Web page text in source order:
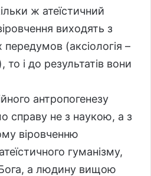
ж атеїстичний
виходять з
передумов (аксіологія –
то і до результатів вони
антропогенезу
справу не з наукою, а з
віровченню
гуманізму,
а людину вищою